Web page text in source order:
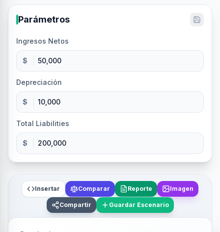
Parámetros
Ingresos Netos
$
Depreciación
$
Total Liabilities
$
Insertar Comparar Reporte Imagen
Compartir Guardar Escenario